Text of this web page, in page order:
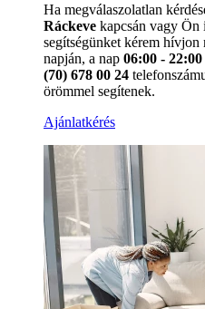
Ha megválaszolatlan
Ráckeve kapcsán vagy Ön
segítségünket kérem
napján, a nap 06:00 - 22:00
(70) 678 00 24
örömmel segítenek.
Ajánlatkérés